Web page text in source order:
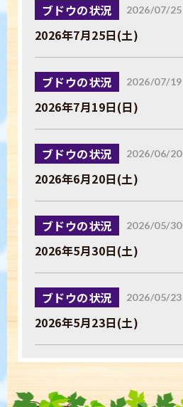
ブドウの状況 2026/07/25
2026年7月25日(土)
ブドウの状況 2026/07/19
2026年7月19日(日)
ブドウの状況 2026/06/20
2026年6月20日(土)
ブドウの状況 2026/05/30
2026年5月30日(土)
ブドウの状況 2026/05/23
2026年5月23日(土)